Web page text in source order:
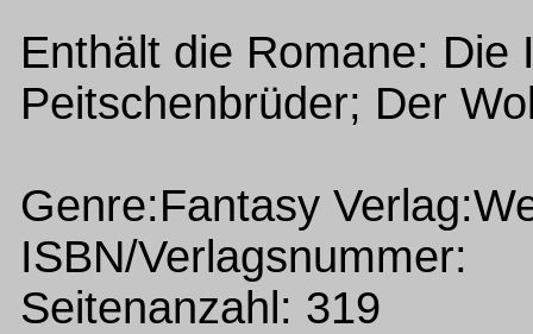
Enthält die Romane: Die
Peitschenbrüder; Der
Genre:Fantasy
ISBN/Verlagsnummer:
Seitenanzahl: 319